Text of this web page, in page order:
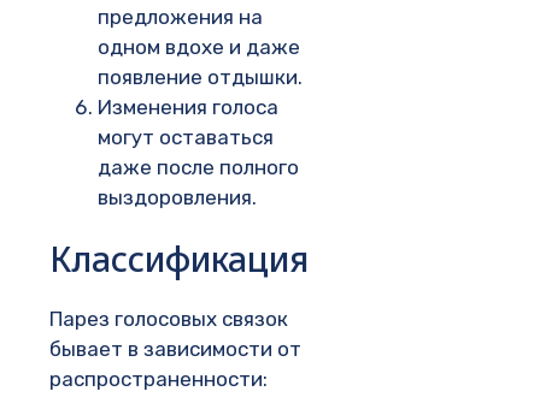
предложения на
одном вдохе и даже
появление отдышки.
Изменения голоса
могут оставаться
даже после полного
выздоровления.
Классификация
Парез голосовых связок
бывает в зависимости от
распространенности: